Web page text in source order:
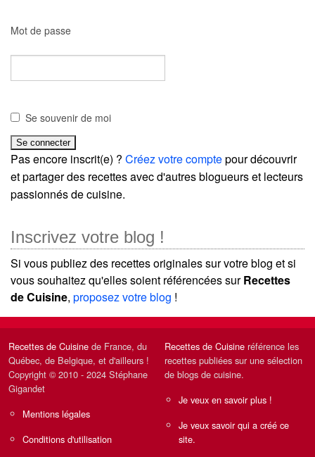
Mot de passe
Se souvenir de moi
Pas encore inscrit(e) ? Créez votre comptepour découvrir
et partager des recettes avec d'autres blogueurs et lecteurs
passionnés de cuisine.
Inscrivez votre blog !
Si vous publiez des recettes originales sur votre blog et si
vous souhaitez qu'elles soient référencées surRecettes
de Cuisine, proposez votre blog !
Recettes de Cuisine de France, du
Québec, de Belgique, et d'ailleurs !
Copyright © 2010 - 2024 Stéphane
Gigandet
Mentions légales
Conditions d'utilisation
Recettes de Cuisine référence les
recettes publiées sur une sélection
de blogs de cuisine.
Je veux en savoir plus !
Je veux savoir qui a créé ce
site.